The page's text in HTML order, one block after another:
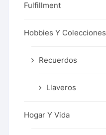
Fulfillment
Hobbies Y Colecciones
Recuerdos
Llaveros
Hogar Y Vida